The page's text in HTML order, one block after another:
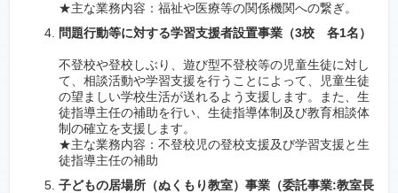
★主な業務内容：福祉や医療等の関係機関への繋ぎ。
問題行動等に対する学習支援者設置事業（3校 各1名）
不登校や登校しぶり、遊び型不登校等の児童生徒に対し
て、相談活動や学習支援を行うことによって、児童生徒
の望ましい学校生活が送れるよう支援します。また、生
徒指導主任の補助を行い、生徒指導体制及び教育相談体
制の確立を支援します。
★主な業務内容：不登校児の登校支援及び学習支援と生
徒指導主任の補助
子どもの居場所（ぬくもり教室）事業（委託事業:教室長